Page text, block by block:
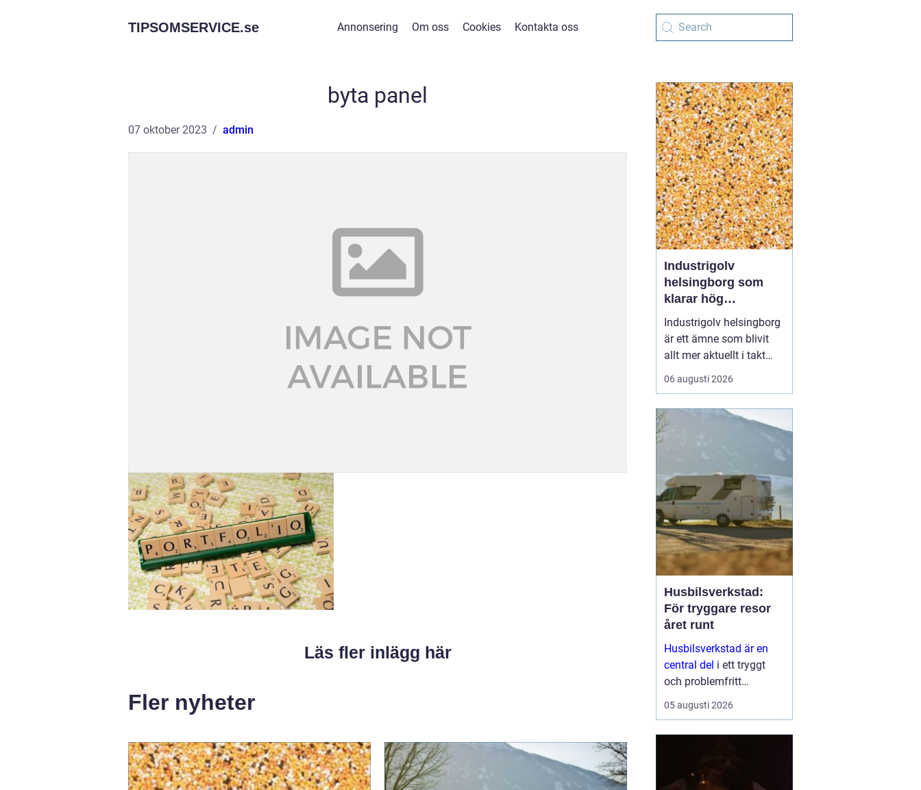
TIPSOMSERVICE.se Annonsering Om oss Cookies Kontakta oss
byta panel
07 oktober 2023 admin
Läs fler inlägg här
Fler nyheter
Industrigolv
helsingborg som
klarar hög
belastning och tuffa
krav
Industrigolv helsingborg
är ett ämne som blivit
allt mer aktuellt i takt
med att fler
verksamheter söker
lättskötta golvlösningar.
produktionsmiljöer
behöver golvet vara mer
än bara en slityta. Golvet
ska tåla tung trafi...
06 augusti 2026
Husbilsverkstad:
För tryggare resor
året runt
Husbilsverkstad är en
central del i ett tryggt
och problemfritt
husbilsliv. När en husbil
används som både
05 augusti 2026